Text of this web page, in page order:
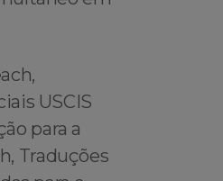
Palm Beach – Certified Portuguese to English Translation for US Immigration Purposes in Palm Beach – Brazilian Official Translations for US Immigration Purposes in Palm Beach - Brazilian Employment Verification Translation for US Immigration Purposes in Palm Beach – Brazilian Public Deed Translation for US Immigration Purposes in Palm Beach – Brazilian Financial Statements Translation for US Immigration Purposes in Palm Beach – Brazilian Checking Account Statement Translation for US Immigration Purposes in Palm Beach - Brazilian Savings Account S